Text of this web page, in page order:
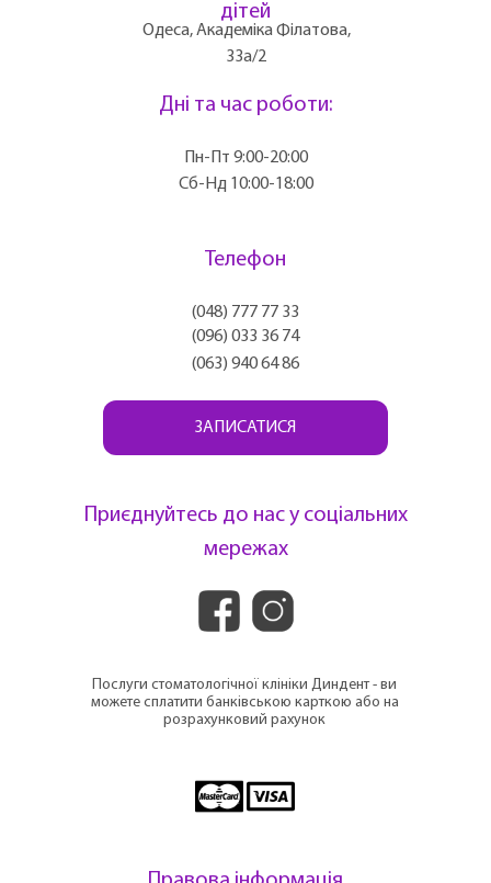
Дні та час роботи:
Пн-Пт 9:00-20:00
Сб-Нд 10:00-18:00
дітей
Одеса, Академіка Філатова,
33а/2
Приєднуйтесь до нас у соціальних
мережах
Телефон
(048) 777 77 33
Послуги стоматологічної клініки Диндент - ви
можете сплатити банківською карткою або на
розрахунковий рахунок
(096) 033 36 74
ЗАПИСАТИСЯ
(063) 940 64 86